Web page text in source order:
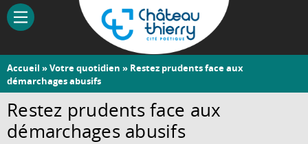
Aller
contenu
Château-
Thierry
Vous
êtes
ici
Accueil »Votre quotidien » Restez prudents face aux
démarchages abusifs
Restez prudents face aux
démarchages abusifs